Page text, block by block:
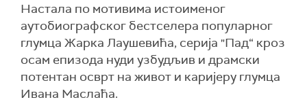
Настала по мотивима истоименог
аутобиографског бестселера популарног
глумца Жарка Лаушевића, серија "Пад“ кроз
осам епизода нуди узбудљив и драмски
потентан осврт на живот и каријеру глумца
Ивана Маслаћа.